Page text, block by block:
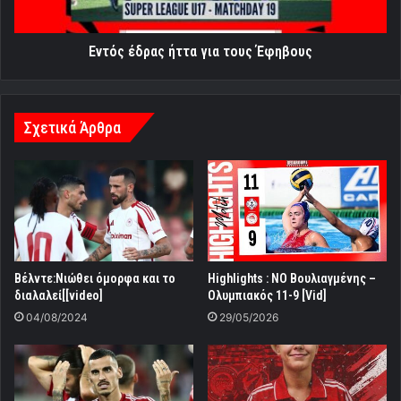
Εντός έδρας ήττα για τους Έφηβους
Σχετικά Άρθρα
Βέλντε:Νιώθει όμορφα και το
διαλαλεί[[video]
04/08/2024
Highlights : ΝΟ Βουλιαγμένης –
Ολυμπιακός 11-9 [Vid]
29/05/2026